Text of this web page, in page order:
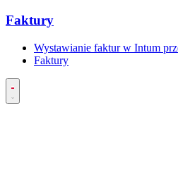
Faktury
Wystawianie faktur w Intum
Faktury